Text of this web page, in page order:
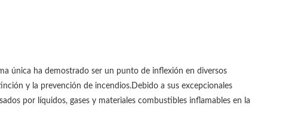
única ha demostrado ser un punto de inflexión en diversos
y la prevención de incendios.Debido a sus excepcionales
​​por líquidos, gases y materiales combustibles inflamables en la